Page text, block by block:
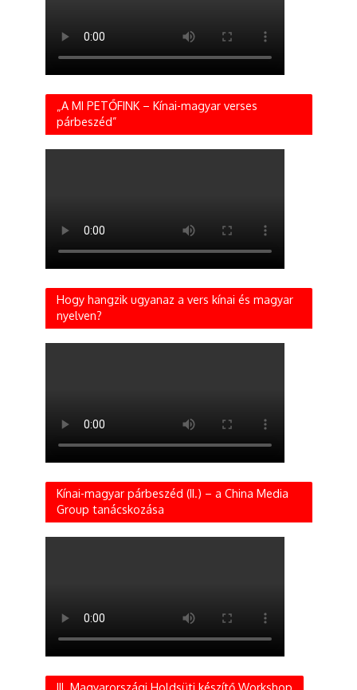
„A MI PETŐFINK – Kínai-magyar verses
párbeszéd”
Hogy hangzik ugyanaz a vers kínai és magyar
nyelven?
Kínai-magyar párbeszéd (II.) – a China Media
Group tanácskozása
III. Magyarországi Holdsüti készítő Workshop